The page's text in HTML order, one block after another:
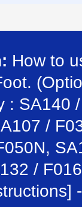
How to
: SA140 /
/
/
-